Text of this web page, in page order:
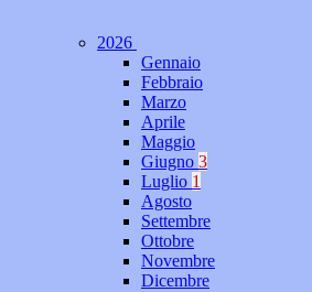
2026
Gennaio
Febbraio
Marzo
Aprile
Maggio
Giugno 3
Luglio 1
Agosto
Settembre
Ottobre
Novembre
Dicembre